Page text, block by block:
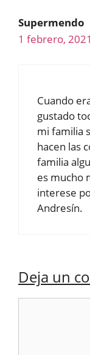
Supermendo
1 febrero,
Cuando
gustado
mi familia
hacen las
familia
es mucho
interese
Andresín.
Deja un